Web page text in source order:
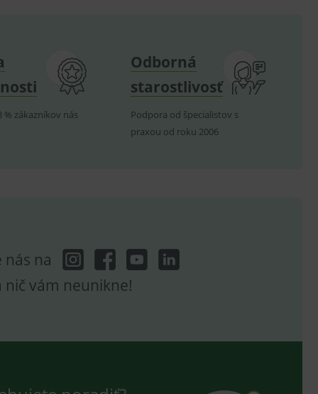
% zákazníkov nás
Odborná
starostlivosť
Podpora od špecialistov s
praxou od roku 2006
nás na
nič vám neunikne!
analytics.
vhodné reklamy.
analytics.
reklamy.
reklamy.